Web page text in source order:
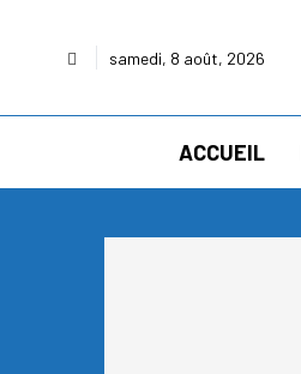
samedi, 8 août, 2026
ACCUEIL